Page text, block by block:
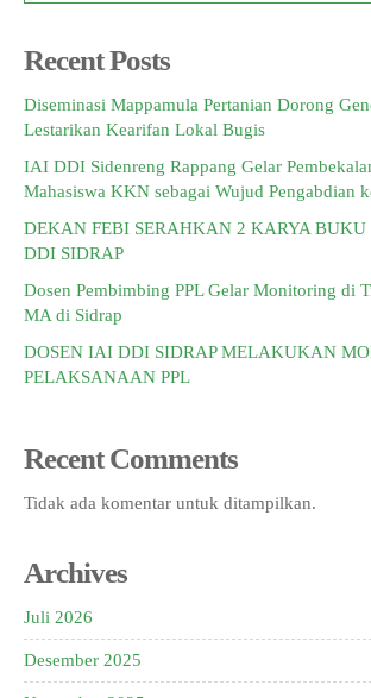
Recent Posts
Diseminasi Mappamula Pertanian Dorong
Lestarikan Kearifan Lokal Bugis
IAI DDI Sidenreng Rappang Gelar
Mahasiswa KKN sebagai Wujud Pengabdian
DEKAN FEBI SERAHKAN 2 KARYA
DDI SIDRAP
Dosen Pembimbing PPL Gelar Monitoring di
MA di Sidrap
DOSEN IAI DDI SIDRAP MELAKUKAN
PELAKSANAAN PPL
Recent Comments
Tidak ada komentar untuk ditampilkan.
Archives
Juli 2026
Desember 2025